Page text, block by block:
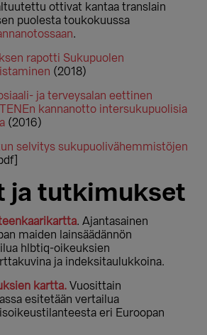
ottivat kantaa translain
puolesta toukokuussa
.
rapotti Sukupuolen
(2018)
ja terveysalan eettinen
kannanotto intersukupuolisia
(2016)
selvitys sukupuolivähemmistöjen
ja tutkimukset
. Ajantasainen
maiden lainsäädännön
hlbtiq-oikeuksien
ja indeksitaulukkoina.
kartta. Vuosittain
esitetään vertailua
eri Euroopan